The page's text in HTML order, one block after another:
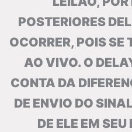
POSTERIORES
OCORRER, POIS
AO VIVO. O
CONTA DA
DE ENVIO DO
DE ELE EM